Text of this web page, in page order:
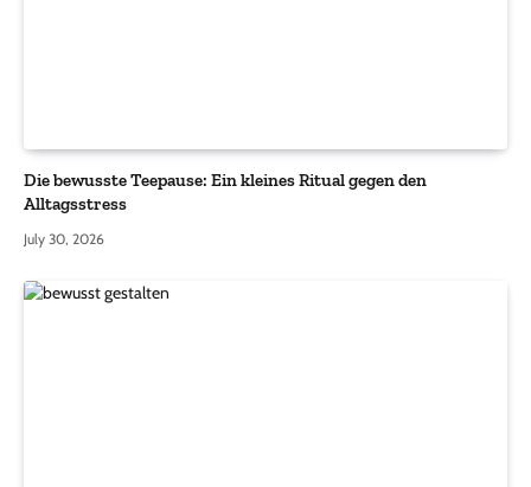
Die bewusste Teepause: Ein kleines Ritual gegen den
Alltagsstress
July 30, 2026